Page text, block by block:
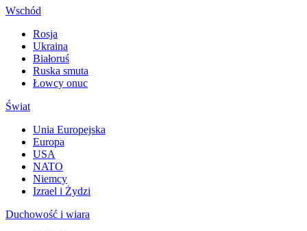
Wschód
Rosja
Ukraina
Białoruś
Ruska smuta
Łowcy onuc
Świat
Unia Europejska
Europa
USA
NATO
Niemcy
Izrael i Żydzi
Duchowość i wiara